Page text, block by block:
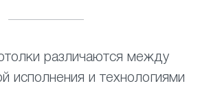
различаются между
исполнения и технологиями